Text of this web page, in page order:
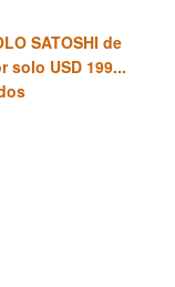
SATOSHI de
solo USD 199...